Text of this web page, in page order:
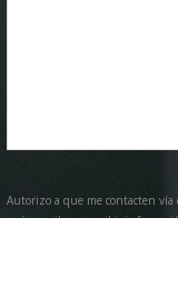
Autorizo a que me contacten vía
y vía email para recibir